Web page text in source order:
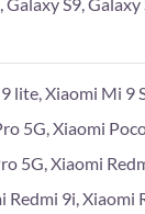
Xiaomi Mi 9
5G, Xiaomi
5G, Xiaomi
9i,